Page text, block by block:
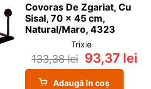
Covoras De Zgariat, Cu
Sisal, 70 x 45 cm,
Natural/Maro, 4323
Trixie
133,38lei 93,37 lei
Adaugă în coș